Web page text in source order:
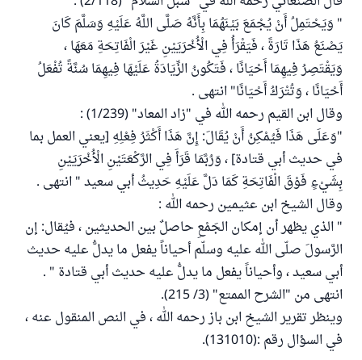
" وَيَحْتَمِلُ أَنْ يُجْمَعَ بَيْنَهُمَا بِأَنَّهُ صَلَّى اللَّهُ عَلَيْهِ وَسَلَّمَ كَانَ
يَصْنَعُ هَذَا تَارَةً ، فَيَقْرَأُ فِي الْأُخْرَيَيْنِ غَيْرَ الْفَاتِحَةِ مَعَهَا ،
وَيَقْتَصِرُ فِيهِمَا أَحْيَانًا ، فَتَكُونُ الزِّيَادَةُ عَلَيْهَا فِيهِمَا سُنَّةً تُفْعَلُ
أَحْيَانًا ، وَتُتْرَكُ أَحْيَانًا" انتهى .
وقال ابن القيم رحمه الله في "زاد المعاد" (1/239) :
"وَعَلَى هَذَا فَيُمْكِنُ أَنْ يُقَالَ: إِنَّ هَذَا أَكْثَرُ فِعْلِهِ [يعني العمل بما
في حديث أبي قتادة] ، وَرُبَّمَا قَرَأَ فِي الرَّكْعَتَيْنِ الْأُخْرَيَيْنِ
بِشَيْءٍ فَوْقَ الْفَاتِحَةِ كَمَا دَلَّ عَلَيْهِ حَدِيثُ أبي سعيد " انتهى .
وقال الشيخ ابن عثيمين رحمه الله :
" الذي يظهر أن إمكان الجَمْعِ حاصلٌ بين الحديثين ، فيُقال: إن
الرَّسولَ صلّى الله عليه وسلّم أحياناً يفعل ما يدلُّ عليه حديث
أبي سعيد ، وأحياناً يفعل ما يدلُّ عليه حديث أبي قتادة " .
انتهى من "الشرح الممتع" (3/ 215).
وينظر تقرير الشيخ ابن باز رحمه الله ، في النص المنقول عنه ،
في السؤال رقم :(131010).